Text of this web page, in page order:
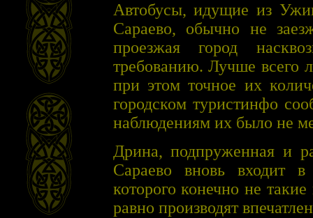
Автобусы, идущие из
Сараево, обычно не
проезжая город
требованию. Лучше всего
при этом точное их
городском туристинфо
наблюдениям их было не
Дрина, подпруженная и
Сараево вновь входит
которого конечно не
равно производят